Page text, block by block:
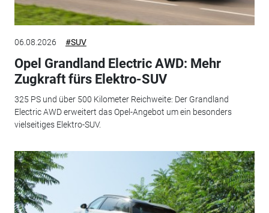
06.08.2026 #SUV
Opel Grandland Electric AWD: Mehr
Zugkraft fürs Elektro-SUV
325 PS und über 500 Kilometer Reichweite: Der Grandland
Electric AWD erweitert das Opel-Angebot um ein besonders
vielseitiges Elektro-SUV.